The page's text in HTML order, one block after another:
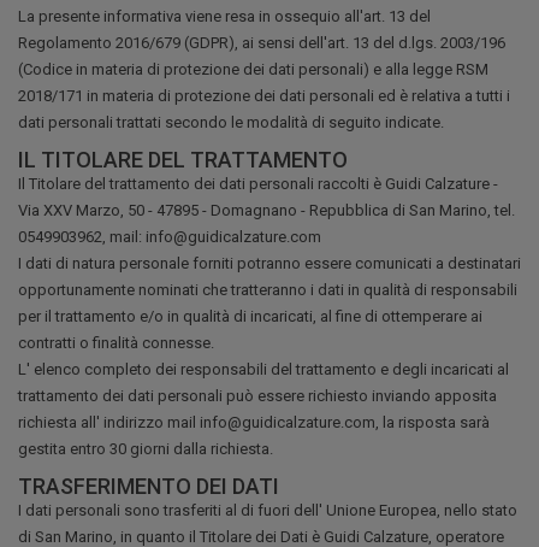
La presente informativa viene resa in ossequio all'art. 13 del
Regolamento 2016/679 (GDPR), ai sensi dell'art. 13 del d.lgs. 2003/196
(Codice in materia di protezione dei dati personali) e alla legge RSM
2018/171 in materia di protezione dei dati personali ed è relativa a tutti i
dati personali trattati secondo le modalità di seguito indicate.
IL TITOLARE DEL TRATTAMENTO
Il Titolare del trattamento dei dati personali raccolti è Guidi Calzature -
Via XXV Marzo, 50 - 47895 - Domagnano - Repubblica di San Marino, tel.
0549903962, mail: info@guidicalzature.com
I dati di natura personale forniti potranno essere comunicati a destinatari
opportunamente nominati che tratteranno i dati in qualità di responsabili
per il trattamento e/o in qualità di incaricati, al fine di ottemperare ai
contratti o finalità connesse.
L' elenco completo dei responsabili del trattamento e degli incaricati al
trattamento dei dati personali può essere richiesto inviando apposita
richiesta all' indirizzo mail info@guidicalzature.com, la risposta sarà
gestita entro 30 giorni dalla richiesta.
TRASFERIMENTO DEI DATI
I dati personali sono trasferiti al di fuori dell' Unione Europea, nello stato
di San Marino, in quanto il Titolare dei Dati è Guidi Calzature, operatore